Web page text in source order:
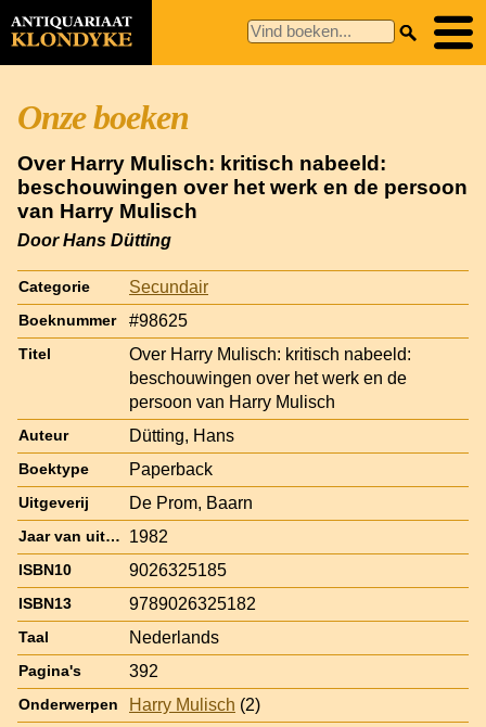
Onze boeken
Over Harry Mulisch: kritisch nabeeld:
beschouwingen over het werk en de persoon
van Harry Mulisch
Door Hans Dütting
Categorie Secundair
Boeknummer #98625
Titel
Over Harry Mulisch: kritisch nabeeld:
beschouwingen over het werk en de
persoon van Harry Mulisch
Auteur Dütting, Hans
Boektype Paperback
Uitgeverij De Prom, Baarn
Jaar van uitgave 1982
ISBN10 9026325185
ISBN13 9789026325182
Taal Nederlands
Pagina's 392
Onderwerpen Harry Mulisch (2)